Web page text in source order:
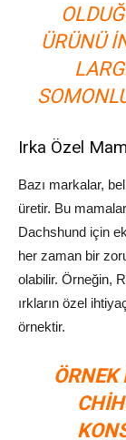
ÜRÜNÜ
Irka Özel
Bazı markalar,
üretir. Bu
Dachshund için
her zaman bir
olabilir. Örneğin,
ırkların özel
örnektir.
ÖRNEK